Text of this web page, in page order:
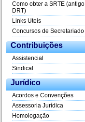
Como obter a SRTE (antigo
DRT)
Links Uteis
Concursos de Secretariado
Contribuições
Assistencial
Sindical
Jurídico
Acordos e Convenções
Assessoria Jurídica
Homologação